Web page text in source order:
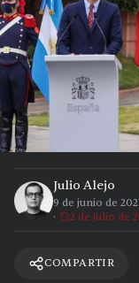
Julio Alejo
9 de junio de
2 de julio de
COMPARTIR